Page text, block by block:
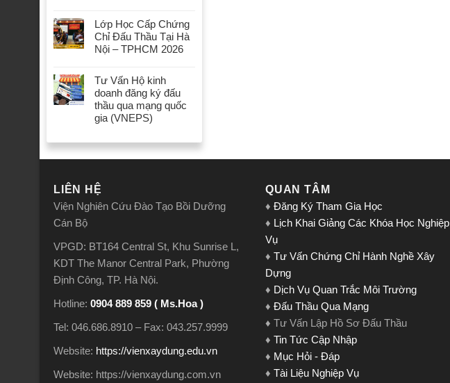
Lớp Học Cấp Chứng
Chỉ Đấu Thầu Tại Hà
Nội – TPHCM 2026
Tư Vấn Hộ kinh
doanh đăng ký đấu
thầu qua mạng quốc
gia (VNEPS)
LIÊN HỆ
Viện Nghiên Cứu Đào Tạo Bồi Dưỡng
Cán Bộ
VPGD: BT164 Central St, Khu Sunrise L,
KDT The Manor Central Park, Phường
Định Công, TP. Hà Nội.
Hotline: 0904 889 859 ( Ms.Hoa )
Tel: 046.686.8910 – Fax: 043.257.9999
Website: https://vienxaydung.edu.vn
Website: https://vienxaydung.com.vn
QUAN TÂM
♦ Đăng Ký Tham Gia Học
♦ Lịch Khai Giảng Các Khóa Học Nghiệp
Vụ
♦ Tư Vấn Chứng Chỉ Hành Nghề Xây
Dựng
♦ Dịch Vụ Quan Trắc Môi Trường
♦ Đấu Thầu Qua Mạng
♦ Tư Vấn Lập Hồ Sơ Đấu Thầu
♦ Tin Tức Cập Nhập
♦ Mục Hỏi - Đáp
♦ Tài Liệu Nghiệp Vụ